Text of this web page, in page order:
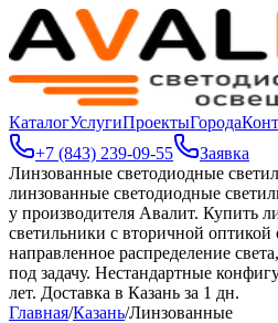
КаталогУслугиПроектыГорода
+7 (843) 239-09-55
Заявка
Линзованные светодиодные
линзованные светодиодные
у производителя Авалит. Купить
светильники с вторичной оптикой
направленное распределение
под задачу. Нестандартные
лет. Доставка в Казань за 1 дн.
Главная/Казань/Линзованные